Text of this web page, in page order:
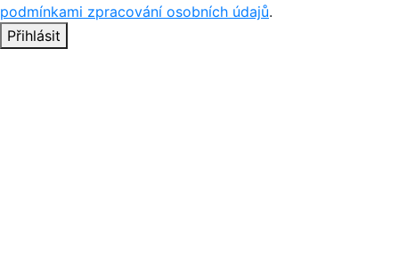
podmínkami zpracování osobních údajů.
Přihlásit